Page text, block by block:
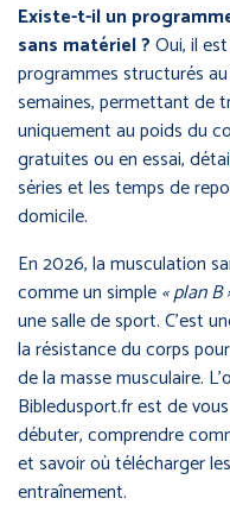
Existe-t-il un
sans matériel ?Oui, il
programmes structurés
semaines, permettant de
uniquement au poids du
gratuites ou en essai,
séries et les temps de
domicile.
En 2026, la musculation
comme un simple« plan B
une salle de sport. C’est
la résistance du corps
de la masse musculaire.
Bibledusport.fr est de
débuter, comprendre
et savoir où télécharger
entraînement.